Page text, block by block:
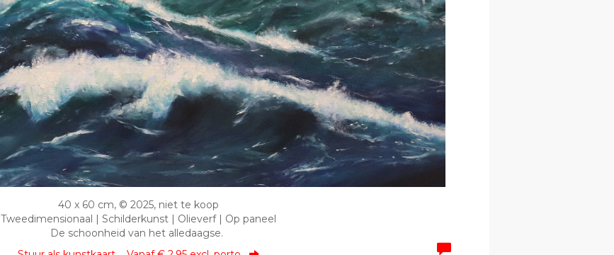
40 x 60 cm, © 2025, niet te koop
Tweedimensionaal | Schilderkunst | Olieverf | Op paneel
De schoonheid van het alledaagse.